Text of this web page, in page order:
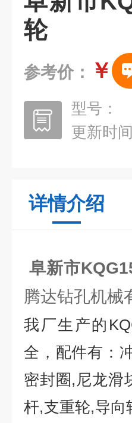
轮
参考价： ￥
型号：
更新时间
详情介绍
阜新市
腾达钻孔机械
我厂生产的
全，配件有：
密封圈 , 尼龙滑
杆,支重轮,导向